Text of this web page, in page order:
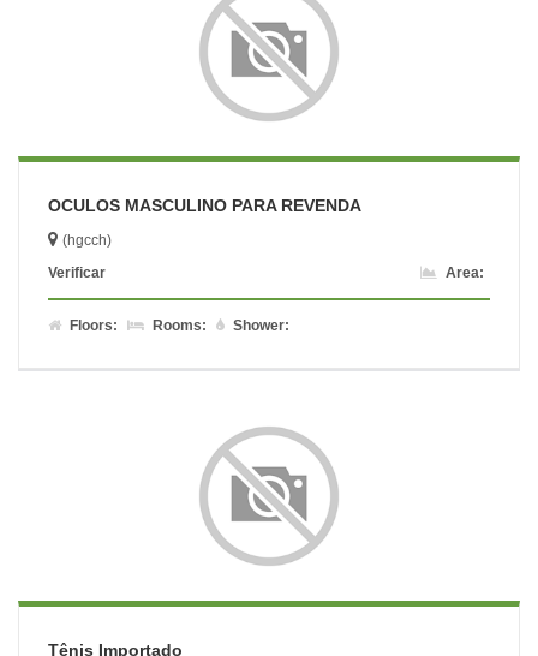
OCULOS MASCULINO PARA REVENDA
(hgcch)
Verificar
Area:
Floors: Rooms: Shower:
Tênis Importado